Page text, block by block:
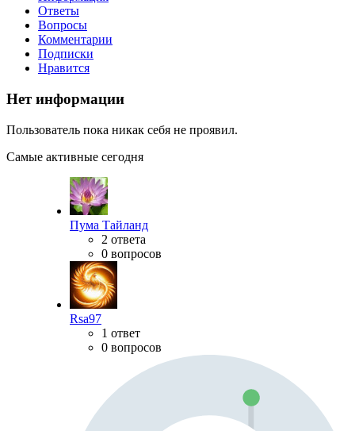
Ответы
Вопросы
Комментарии
Подписки
Нравится
Нет информации
Пользователь пока никак себя не проявил.
Самые активные сегодня
Пума Тайланд
2 ответа
0 вопросов
Rsa97
1 ответ
0 вопросов